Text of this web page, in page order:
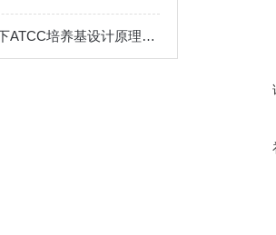
简单了解下ATCC培养基设计原理与要求